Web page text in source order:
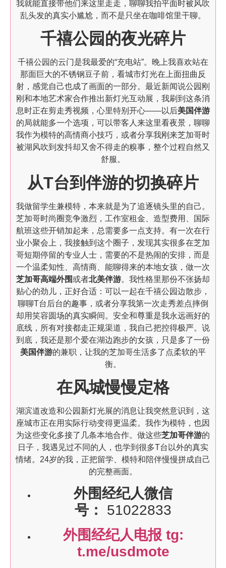
我就能直接带他们来这里走走，聊聊我拍平面时被风吹
乱头发的真实小尴尬，而不是只坐在咖啡馆里干聊。
千禧公园的夜光碎片
千禧公园的云门是我最爱的“充电站”。晚上我喜欢站在
那面巨大的不锈钢豆子前，看城市灯光在上面扭曲反
射，感觉自己也成了画面的一部分。最近新闻说公园刚
刚和本地艺术家合作推出新灯光互动展，我刷到这条消
息时正在剪走秀视频，心里特别开心——以后美国伴游
的局就能多一个选项，可以带客人来这里看夜景，聊聊
我作为模特的高情商小技巧，或者分享我刚来芝加哥时
被湖风吹到发抖却又舍不得走的糗事，整个过程自然又
舒服。
从T台到伴游的切换碎片
我做留学生兼模特，本来就是为了追逐镜头里的自己。
芝加哥时尚圈竞争激烈，工作室租金、造型费用、国际
航班这些开销加起来，总需要多一点支持。有一次在行
业小聚会上，我接触到这个圈子，发现其实很多在芝加
哥短期停留的专业人士，需要的不是热闹的安排，而是
一个温柔知性、高情商、能聊得来的本地女孩，做一次
芝加哥高端外围或者北美伴游。我性格里那份不张扬却
贴心的劲儿，正好合适：可以一起在千禧公园边散步，
聊聊T台后台的趣事，或者分享我第一次走秀差点摔倒
却用笑容圆场的真实瞬间。安全和尊重是我永远画好的
底线，所有对接都走正规渠道，我自己把控得极严。说
到底，我还是那个爱在湖边跑步的女孩，只是多了一份
美国伴游的兼职，让我的芝加哥生活多了点柔软的平
衡。
在风城慢慢定格
湖滨道改造和公园新灯光展的消息让我突然意识到，这
座城市正在用实际行动变得更温柔。我作为模特，也因
为这些变化多接了几条本地合作。做这些芝加哥伴游的
日子，我遇见过不同的人，也学到很多T台以外的真实
情绪。24岁的我，正把留学、模特和陪伴慢慢拼成自己
的完整画面。
外围经纪人微信
号：
51022833
外围经纪人电报 tg:
t.me/usdmote